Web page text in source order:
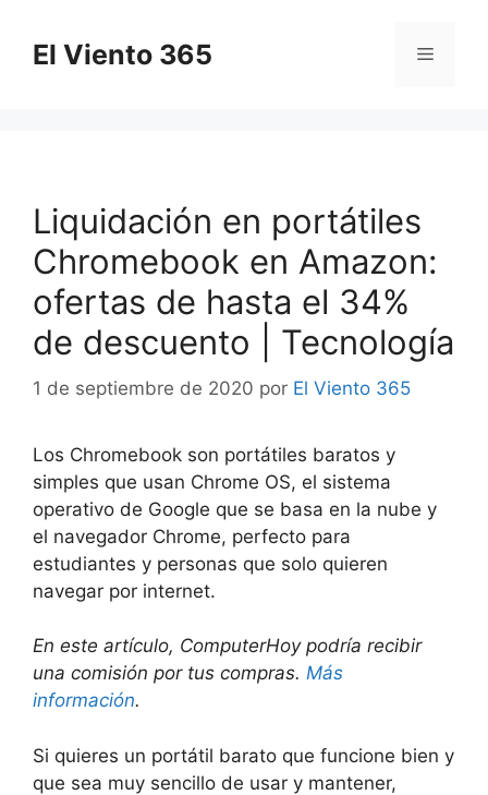
contenido
El Viento 365 Menú
Liquidación en portátiles
Chromebook en Amazon:
ofertas de hasta el 34%
de descuento | Tecnología
1 de septiembre de 2020 por El Viento 365
Los Chromebook son portátiles baratos y
simples que usan Chrome OS, el sistema
operativo de Google que se basa en la nube y
el navegador Chrome, perfecto para
estudiantes y personas que solo quieren
navegar por internet.
En este artículo, ComputerHoy podría recibir
una comisión por tus compras. Más
información.
Si quieres un portátil barato que funcione bien y
que sea muy sencillo de usar y mantener,